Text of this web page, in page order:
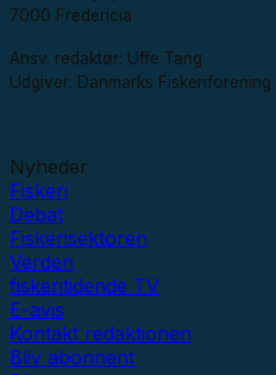
7000 Fredericia
Ansv. redaktør: Uffe Tang
Udgiver: Danmarks
Nyheder
Fiskeri
Debat
Fiskerisektoren
Verden
fiskeritidende TV
E-avis
Kontakt redaktionen
Bliv abonnent